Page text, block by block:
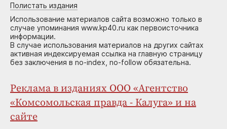
Полистать издания
Использование материалов сайта возможно только в
случае упоминания www.kp40.ru как первоисточника
информации.
В случае использования материалов на других сайтах
активная индексируемая ссылка на главную страницу
без заключения в no-index, no-follow обязательна.
Реклама в изданиях ООО «Агентство
«Комсомольская правда - Калуга» и на
сайте